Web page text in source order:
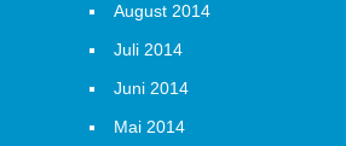
August 2014
Juli 2014
Juni 2014
Mai 2014